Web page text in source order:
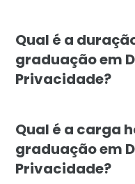
Qual é a
graduação em
Privacidade?
Qual é a carga
graduação em
Privacidade?